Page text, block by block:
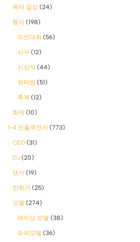
육아 일상 (24)
행사 (198)
미인대회 (56)
시구 (12)
시상식 (44)
워터밤 (51)
축제 (12)
화제 (10)
1-4 인플루언서 (773)
CEO (31)
DJ (20)
댄서 (19)
만화가 (25)
모델 (274)
레이싱 모델 (38)
슈퍼모델 (36)